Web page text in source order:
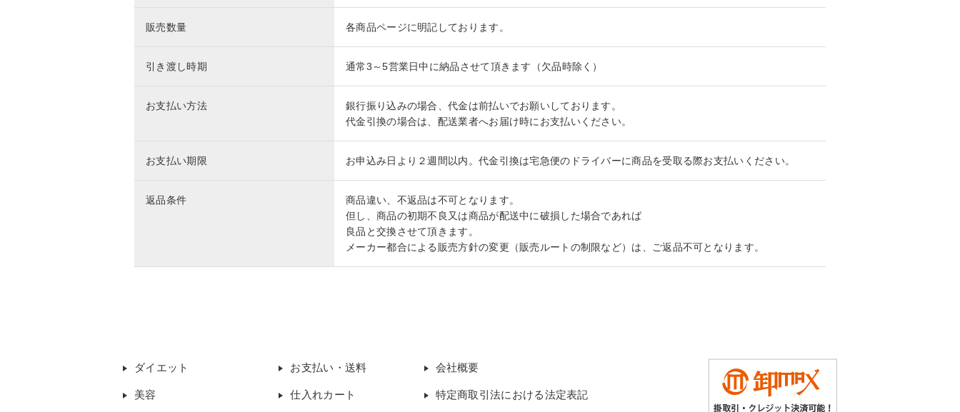
販売数量 各商品ページに明記しております。
引き渡し時期 通常3～5営業日中に納品させて頂きます（欠品時除く）
お支払い方法
銀行振り込みの場合、代金は前払いでお願いしております。
代金引換の場合は、配送業者へお届け時にお支払いください。
お支払い期限 お申込み日より２週間以内。代金引換は宅急便のドライバーに商品を受取る際お支払いください。
返品条件
商品違い、不返品は不可となります。
但し、商品の初期不良又は商品が配送中に破損した場合であれば
良品と交換させて頂きます。
メーカー都合による販売方針の変更（販売ルートの制限など）は、ご返品不可となります。
ダイエット
美容
お支払い・送料
仕入れカート
会社概要
特定商取引法における法定表記